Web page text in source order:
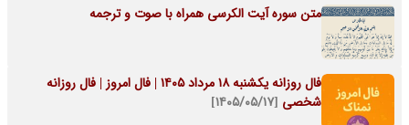
متن سوره آیت الکرسی همراه با صوت و ترجمه
فال روزانه یکشنبه ۱۸ مرداد ۱۴۰۵ | فال امروز | فال روزانه
شخصی [۱۴۰۵/۰۵/۱۷]